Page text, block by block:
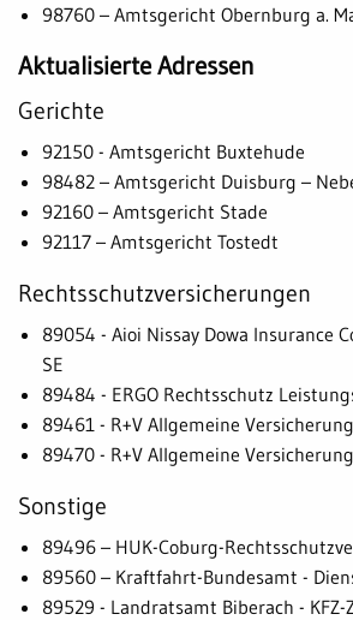
98760 – Amtsgericht Obernburg a.
Aktualisierte Adressen
Gerichte
92150 - Amtsgericht Buxtehude
98482 – Amtsgericht Duisburg –
92160 – Amtsgericht Stade
92117 – Amtsgericht Tostedt
Rechtsschutzversicherungen
89054 - Aioi Nissay Dowa Insurance
SE
89484 - ERGO Rechtsschutz
89461 - R+V Allgemeine
89470 - R+V Allgemeine
Sonstige
89496 – HUK-Coburg-
89560 – Kraftfahrt-Bundesamt -
89529 - Landratsamt Biberach - KFZ-